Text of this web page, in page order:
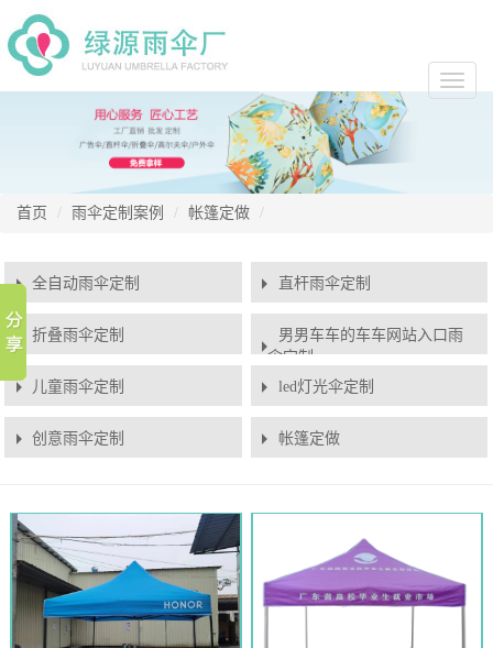
切
换
首页 雨伞定制案例 帐篷定做
全自动雨伞定制 直杆雨伞定制
折叠雨伞定制
男男车车的车车网站入口雨
伞定制
儿童雨伞定制
led灯光伞定制
创意雨伞定制 帐篷定做